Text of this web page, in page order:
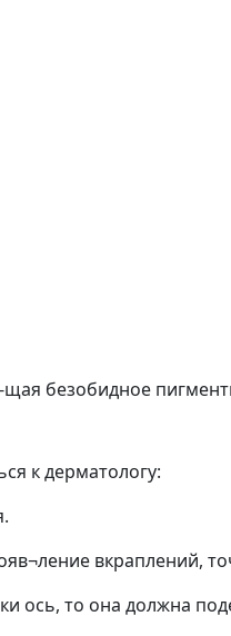
безобидное
к дерматологу:
вкраплений,
ось, то она должна